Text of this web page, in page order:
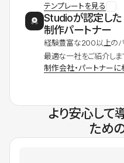
テンプレートを見る
Studioが認定した
制作パートナー
経験豊富な200以上のパ
最適な一社をご紹介しま
制作会社・パートナーに
より安心して
ため